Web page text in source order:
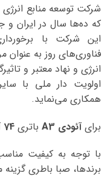
شرکت توسعه منابع
که ده‌ها سال در ایران و
این شرکت با
فناوری‌های روز به عنوان
انرژی و نهاد معتبر و
اولویت دار ملی با
همکاری می‌نماید.
برای آئودی A3 باتری 74 آمپر صبا
با توجه به کیفیت
برندها، صبا باطری